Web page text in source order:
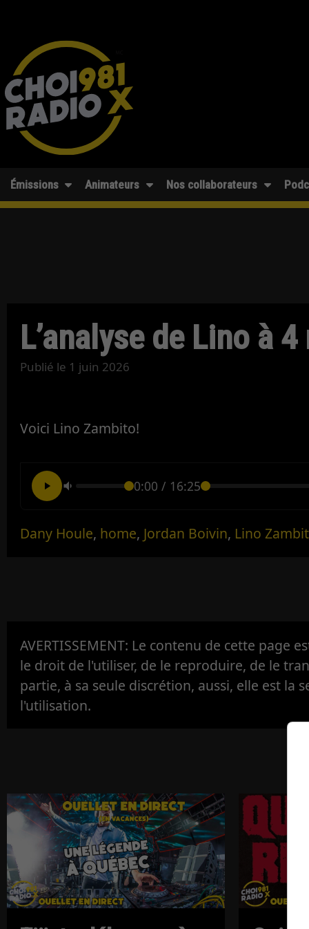
Émissions Animateurs Nos collaborateurs
L’analyse de Lino à
Publié le 1 juin 2026
Voici Lino Zambito!
0:00 / 16:25
Dany Houle, home, Jordan Boivin, Lino
AVERTISSEMENT: Le contenu de cette page
le droit de l'utiliser, de le reproduire, de le
partie, à sa seule discrétion, aussi, elle est la
l'utilisation.